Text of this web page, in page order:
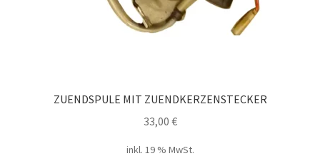
ZUENDSPULE MIT ZUENDKERZENSTECKER
33,00 €
inkl. 19 % MwSt.